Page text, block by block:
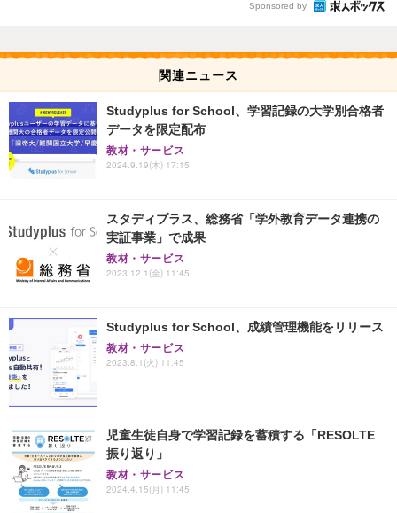
Sponsored by
関連ニュース
Studyplus for School、学習記録の大学別合格者
データを限定配布
教材・サービス
2024.9.19(木) 17:15
スタディプラス、総務省「学外教育データ連携の
実証事業」で成果
教材・サービス
2023.12.1(金) 11:45
Studyplus for School、成績管理機能をリリース
教材・サービス
2023.8.1(火) 11:45
児童生徒自身で学習記録を蓄積する「RESOLTE
振り返り」
教材・サービス
2024.4.15(月) 11:45